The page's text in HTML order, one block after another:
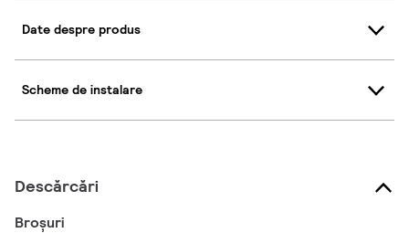
Date despre produs
Scheme de instalare
Descărcări
Broșuri